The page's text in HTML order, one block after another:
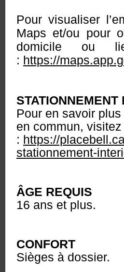
Pour visualiser
Maps et/ou pour
domicile ou
: https://
STATIONNEMENT
Pour en savoir
en commun,
: https://
stationnement-
ÂGE REQUIS
16 ans et plus.
CONFORT
Sièges à dossier.